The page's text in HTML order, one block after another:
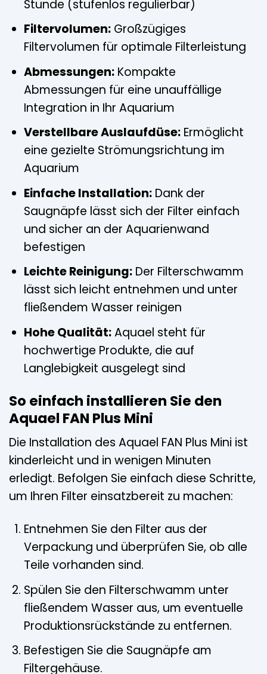
Stunde (stufenlos regulierbar)
Filtervolumen:Großzügiges
Filtervolumen für optimale Filterleistung
Abmessungen:Kompakte
Abmessungen für eine unauffällige
Integration in Ihr Aquarium
Verstellbare Auslaufdüse:Ermöglicht
eine gezielte Strömungsrichtung im
Aquarium
Einfache Installation:Dank der
Saugnäpfe lässt sich der Filter einfach
und sicher an der Aquarienwand
befestigen
Leichte Reinigung:Der Filterschwamm
lässt sich leicht entnehmen und unter
fließendem Wasser reinigen
Hohe Qualität:Aquael steht für
hochwertige Produkte, die auf
Langlebigkeit ausgelegt sind
So einfach installieren Sie den
Aquael FAN Plus Mini
Die Installation des Aquael FAN Plus Mini ist
kinderleicht und in wenigen Minuten
erledigt. Befolgen Sie einfach diese Schritte,
um Ihren Filter einsatzbereit zu machen:
Entnehmen Sie den Filter aus der
Verpackung und überprüfen Sie, ob alle
Teile vorhanden sind.
Spülen Sie den Filterschwamm unter
fließendem Wasser aus, um eventuelle
Produktionsrückstände zu entfernen.
Befestigen Sie die Saugnäpfe am
Filtergehäuse.